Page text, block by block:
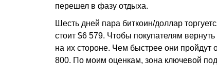
перешел в фазу отдыха.
Шесть дней пара биткоин/доллар
стоит $6 579. Чтобы покупателям
на их стороне. Чем быстрее они
800. По моим оценкам, зона ключевой